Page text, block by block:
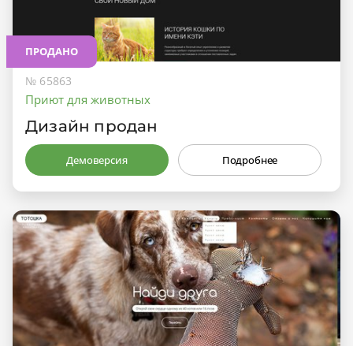
ПРОДАНО
№ 65863
Приют для животных
Дизайн продан
Демоверсия Подробнее